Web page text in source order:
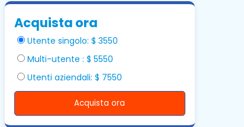
Acquista ora
Utente singolo: $ 3550
Multi-utente : $ 5550
Utenti aziendali: $ 7550
Acquista ora